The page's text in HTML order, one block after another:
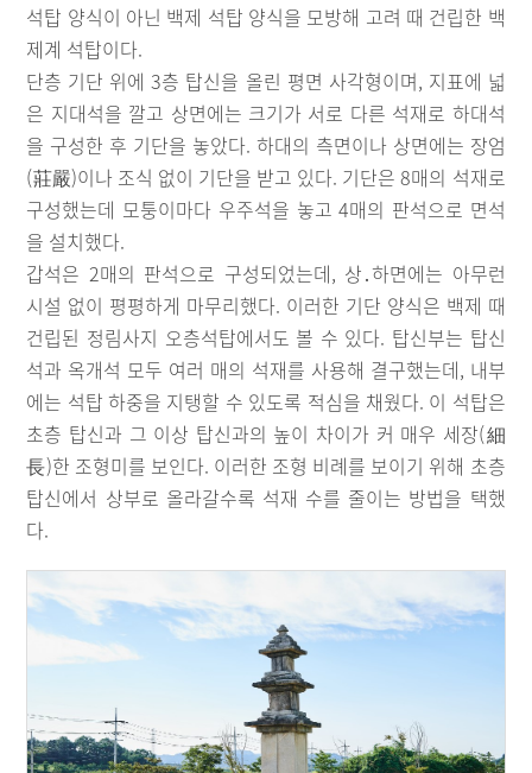
석탑 양식이 아닌 백제 석탑 양식을 모방해 고려 때 건립한 백
제계 석탑이다.
단층 기단 위에 3층 탑신을 올린 평면 사각형이며, 지표에 넓
은 지대석을 깔고 상면에는 크기가 서로 다른 석재로 하대석
을 구성한 후 기단을 놓았다. 하대의 측면이나 상면에는 장엄
(莊嚴)이나 조식 없이 기단을 받고 있다. 기단은 8매의 석재로
구성했는데 모퉁이마다 우주석을 놓고 4매의 판석으로 면석
을 설치했다.
갑석은 2매의 판석으로 구성되었는데, 상․하면에는 아무런
시설 없이 평평하게 마무리했다. 이러한 기단 양식은 백제 때
건립된 정림사지 오층석탑에서도 볼 수 있다. 탑신부는 탑신
석과 옥개석 모두 여러 매의 석재를 사용해 결구했는데, 내부
에는 석탑 하중을 지탱할 수 있도록 적심을 채웠다. 이 석탑은
초층 탑신과 그 이상 탑신과의 높이 차이가 커 매우 세장(細
長)한 조형미를 보인다. 이러한 조형 비례를 보이기 위해 초층
탑신에서 상부로 올라갈수록 석재 수를 줄이는 방법을 택했
다.